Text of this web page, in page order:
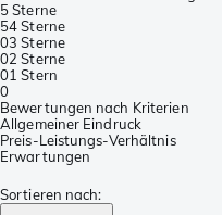
5 Sterne
54 Sterne
03 Sterne
02 Sterne
01 Stern
0
Bewertungen nach Kriterien
Allgemeiner Eindruck
Preis-Leistungs-Verhältnis
Erwartungen
Sortieren nach: